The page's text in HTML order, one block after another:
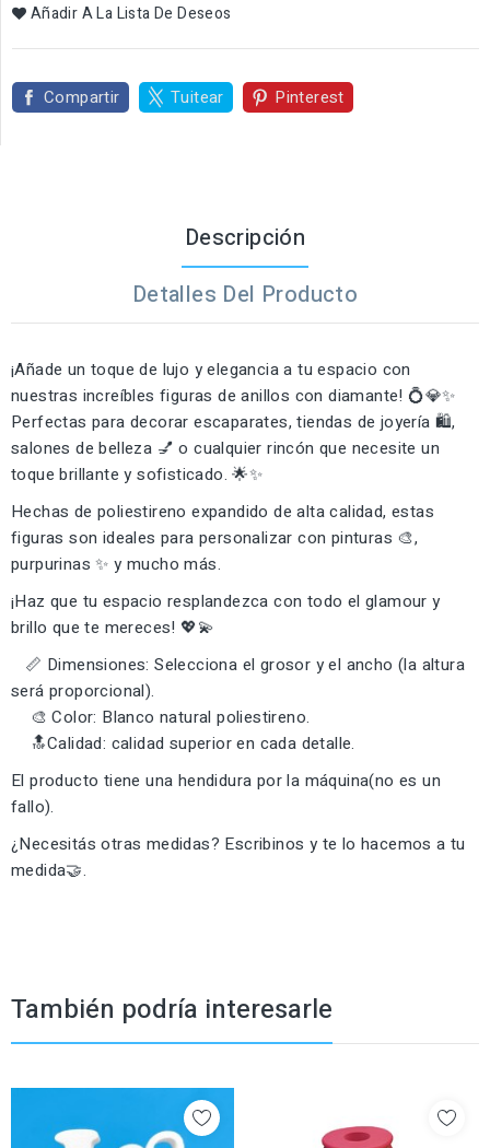
Añadir A La Lista De Deseos
Compartir Tuitear Pinterest
Descripción
Detalles Del Producto
¡Añade un toque de lujo y elegancia a tu espacio con
nuestras increíbles figuras de anillos con diamante! 💍💎✨
Perfectas para decorar escaparates, tiendas de joyería 🛍️,
salones de belleza 💅 o cualquier rincón que necesite un
toque brillante y sofisticado. 🌟✨
Hechas de poliestireno expandido de alta calidad, estas
figuras son ideales para personalizar con pinturas 🎨,
purpurinas ✨ y mucho más.
¡Haz que tu espacio resplandezca con todo el glamour y
brillo que te mereces! 💖💫
📏 Dimensiones: Selecciona el grosor y el ancho (la altura
será proporcional).
🎨 Color: Blanco natural poliestireno.
🔝Calidad: calidad superior en cada detalle.
El producto tiene una hendidura por la máquina(no es un
fallo).
¿Necesitás otras medidas? Escribinos y te lo hacemos a tu
medida🤝.
También podría interesarle